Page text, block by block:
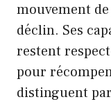
mouvement
déclin. Ses
restent
pour
distinguent